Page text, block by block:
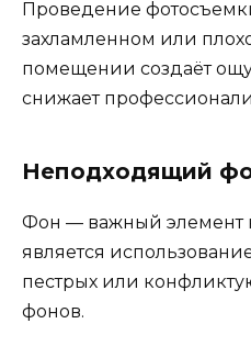
Проведение
захламленном или
помещении создаёт
снижает
Неподходящий
Фон — важный
является
пестрых или
фонов.